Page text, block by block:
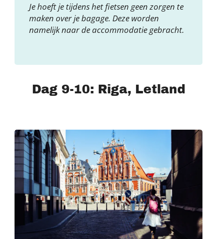
Je hoeft je tijdens het fietsen geen zorgen te
maken over je bagage. Deze worden
namelijk naar de accommodatie gebracht.
Dag 9-10: Riga, Letland